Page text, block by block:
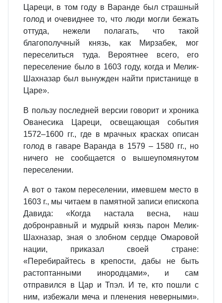
Цареци, в том году в Варанде был страшный
голод и очевиднее то, что люди могли бежать
оттуда, нежели полагать, что такой
благополучный князь, как Мирзабек, мог
переселиться туда. Вероятнее всего, его
переселение было в 1603 году, когда и Мелик-
Шахназар был вынужден найти пристанище в
Царе».
В пользу последней версии говорит и хроника
Ованесика Цареци, освещающая события
1572–1600 гг., где в мрачных красках описан
голод в гаваре Варанда в 1579 – 1580 гг., но
ничего не сообщается о вышеупомянутом
переселении.
А вот о таком переселении, имевшем место в
1603 г., мы читаем в памятной записи епископа
Давида: «Когда настала весна, наш
добронравный и мудрый князь парон Мелик-
Шахназар, зная о злобном сердце Омаровой
нации, приказал своей стране:
«Перебирайтесь в крепости, дабы не быть
растоптанными инородцами», и сам
отправился в Цар и Тпэл. И те, кто пошли с
ним, избежали меча и пленения неверными».